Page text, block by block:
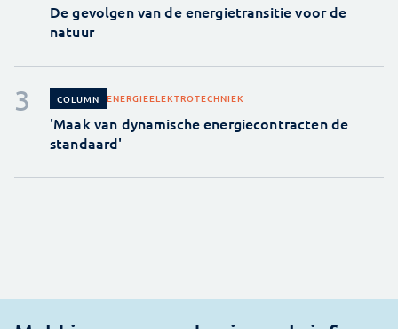
De gevolgen van de energietransitie voor de
natuur
COLUMN ENERGIEELEKTROTECHNIEK
'Maak van dynamische energiecontracten de
standaard'